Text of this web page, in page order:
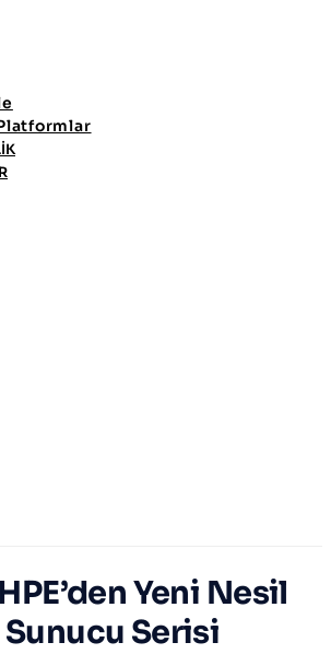
Yeni Nesil
Serisi